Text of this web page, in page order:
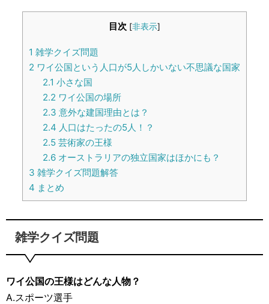
目次 [非表示]
1 雑学クイズ問題
2 ワイ公国という人口が5人しかいない不思議な国家
2.1 小さな国
2.2 ワイ公国の場所
2.3 意外な建国理由とは？
2.4 人口はたったの5人！？
2.5芸術家の王様
2.6オーストラリアの独立国家はほかにも？
3 雑学クイズ問題解答
4 まとめ
雑学クイズ問題
ワイ公国の王様はどんな人物？
A.スポーツ選手